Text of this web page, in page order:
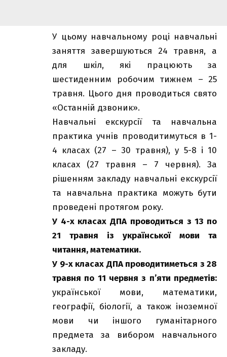
У цьому навчальному році навчальні
заняття завершуються 24 травня, а
для шкіл, які працюють за
шестиденним робочим тижнем – 25
травня. Цього дня проводиться свято
«Останній дзвоник».
Навчальні екскурсії та навчальна
практика учнів проводитимуться в 1-
4 класах (27 – 30 травня), у 5-8 і 10
класах (27 травня – 7 червня). За
рішенням закладу навчальні екскурсії
та навчальна практика можуть бути
проведені протягом року.
У 4-х класах ДПА проводиться з 13 по
21 травня із української мови та
читання, математики.
У 9-х класах ДПА проводитиметься з 28
травня по 11 червня з п’яти предметів:
української мови, математики,
географії, біології, а також іноземної
мови чи іншого гуманітарного
предмета за вибором навчального
закладу.